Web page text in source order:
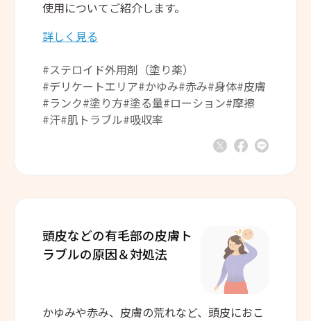
使用についてご紹介します。
詳しく見る
#ステロイド外用剤（塗り薬）
#デリケートエリア#かゆみ#赤み#身体#皮膚
#ランク#塗り方#塗る量#ローション#摩擦
#汗#肌トラブル#吸収率
頭皮などの有毛部の皮膚ト
ラブルの原因＆対処法
かゆみや赤み、皮膚の荒れなど、頭皮におこ